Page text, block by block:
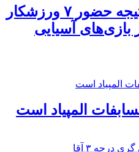
۲ مدال برنز نتیجه حضور ۷ ورزشکار
بازی‌های آسیایی
المپیاد است